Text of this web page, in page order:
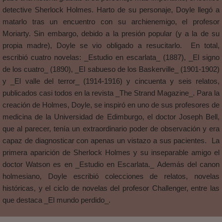
detective Sherlock Holmes. Harto de su personaje, Doyle llegó a
matarlo tras un encuentro con su archienemigo, el profesor
Moriarty. Sin embargo, debido a la presión popular (y a la de su
propia madre), Doyle se vio obligado a resucitarlo. En total,
escribió cuatro novelas: _Estudio en escarlata_ (1887), _El signo
de los cuatro_ (1890), _El sabueso de los Baskerville_ (1901-1902)
y _El valle del terror_ (1914-1916) y cincuenta y seis relatos,
publicados casi todos en la revista _The Strand Magazine_. Para la
creación de Holmes, Doyle, se inspiró en uno de sus profesores de
medicina de la Universidad de Edimburgo, el doctor Joseph Bell,
que al parecer, tenía un extraordinario poder de observación y era
capaz de diagnosticar con apenas un vistazo a sus pacientes. La
primera aparición de Sherlock Holmes y su inseparable amigo el
doctor Watson es en _Estudio en Escarlata._ Además del canon
holmesiano, Doyle escribió colecciones de relatos, novelas
históricas, y el ciclo de novelas del profesor Challenger, entre las
que destaca _El mundo perdido_.